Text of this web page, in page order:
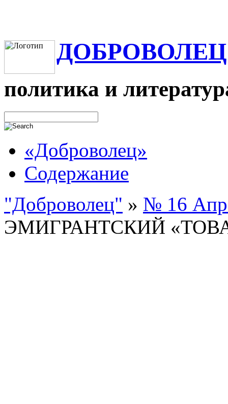
ДОБРОВОЛЕЦ
политика и
«Доброволец»
Содержание
"Доброволец" » № 16
ЭМИГРАНТСКИЙ